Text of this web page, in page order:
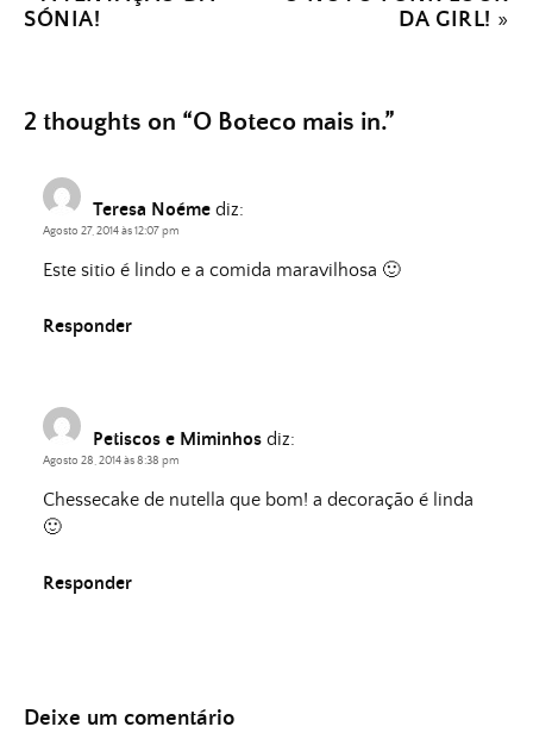
SÓNIA!
DA GIRL! »
2 thoughts on “O Boteco mais in.”
Teresa Noéme diz:
Agosto 27, 2014 às 12:07 pm
Este sitio é lindo e a comida maravilhosa 🙂
Responder
Petiscos e Miminhos diz:
Agosto 28, 2014 às 8:38 pm
Chessecake de nutella que bom! a decoração é linda
🙂
Responder
Deixe um comentário